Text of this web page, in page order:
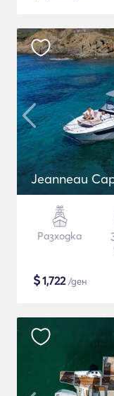
Jeanneau
Разходка
$1,722/ден